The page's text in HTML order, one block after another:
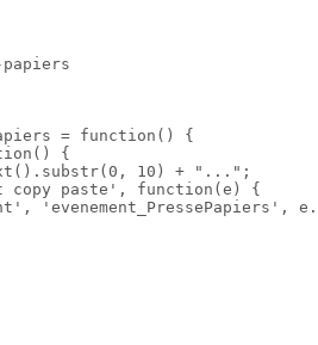
= function() {
{
10) + "...";
paste', function(e) {
'evenement_PressePapiers',